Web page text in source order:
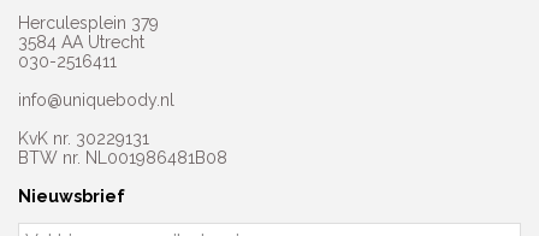
Herculesplein 379
3584 AA Utrecht
030-2516411
info@uniquebody.nl
KvK nr. 30229131
BTW nr. NL001986481B08
Nieuwsbrief